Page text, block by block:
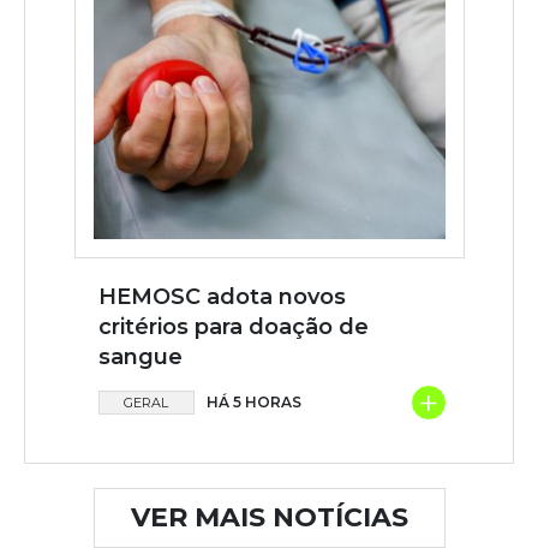
HEMOSC adota novos
critérios para doação de
sangue
GERAL HÁ 5 HORAS +
VER MAIS NOTÍCIAS